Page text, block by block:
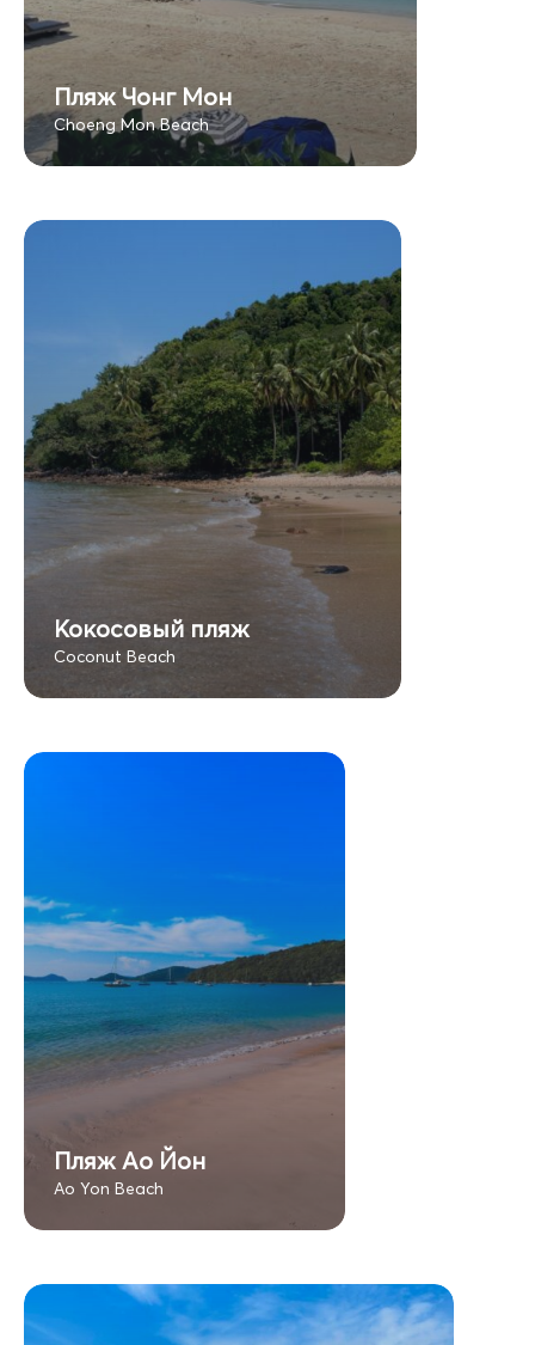
Пляж Чонг Мон
Choeng Mon Beach
Кокосовый пляж
Coconut Beach
Пляж Ао Йон
Ao Yon Beach